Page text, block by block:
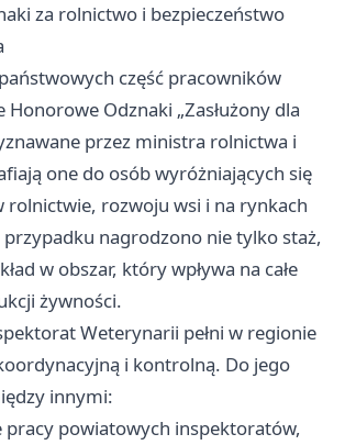
za rolnictwo i bezpieczeństwo
część pracowników
Honorowe Odznaki „Zasłużony dla
przez ministra rolnictwa i
one do osób wyróżniających się
rolnictwie, rozwoju wsi i na rynkach
nagrodzono nie tylko staż,
w obszar, który wpływa na całe
żywności.
Weterynarii pełni w regionie
i kontrolną. Do jego
innymi:
powiatowych inspektoratów,